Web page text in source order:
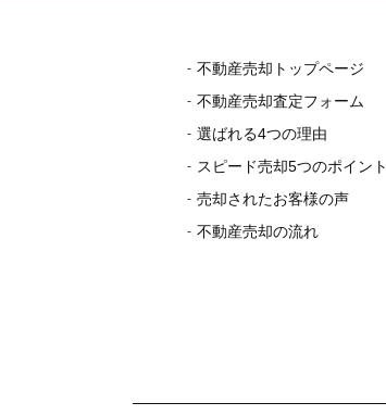
不動産売却トップページ
不動産売却査定フォーム
選ばれる4つの理由
スピード売却5つのポイント
売却されたお客様の声
不動産売却の流れ